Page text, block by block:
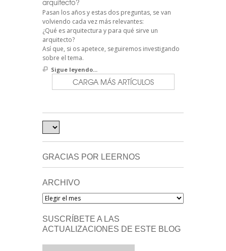
arquitecto?
Pasan los años y estas dos preguntas, se van
volviendo cada vez más relevantes:
¿Qué es arquitectura y para qué sirve un
arquitecto?
Así que, si os apetece, seguiremos investigando
sobre el tema.
Sigue leyendo...
CARGA MÁS ARTÍCULOS
GRACIAS POR LEERNOS
ARCHIVO
Archivo
SUSCRÍBETE A LAS
ACTUALIZACIONES DE ESTE BLOG